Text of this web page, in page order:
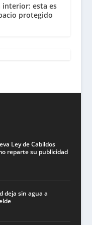
interior: esta es
protegido
Ley de Cabildos
reparte su publicidad
deja sin agua a